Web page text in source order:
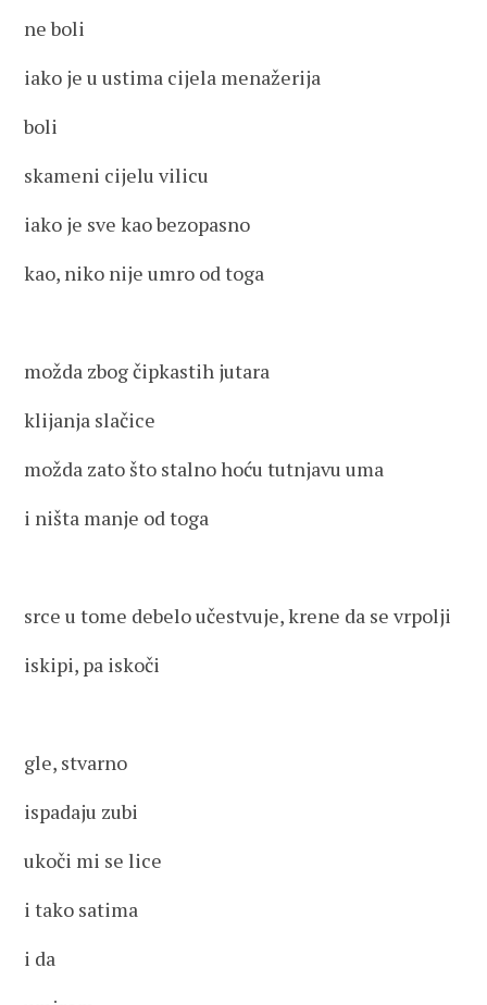
ne boli
iako je u ustima cijela menažerija
boli
skameni cijelu vilicu
iako je sve kao bezopasno
kao, niko nije umro od toga
možda zbog čipkastih jutara
klijanja slačice
možda zato što stalno hoću tutnjavu uma
i ništa manje od toga
srce u tome debelo učestvuje, krene da se vrpolji
iskipi, pa iskoči
gle, stvarno
ispadaju zubi
ukoči mi se lice
i tako satima
i da